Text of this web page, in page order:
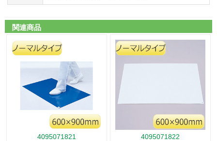
関連商品
4095071821 4095071822